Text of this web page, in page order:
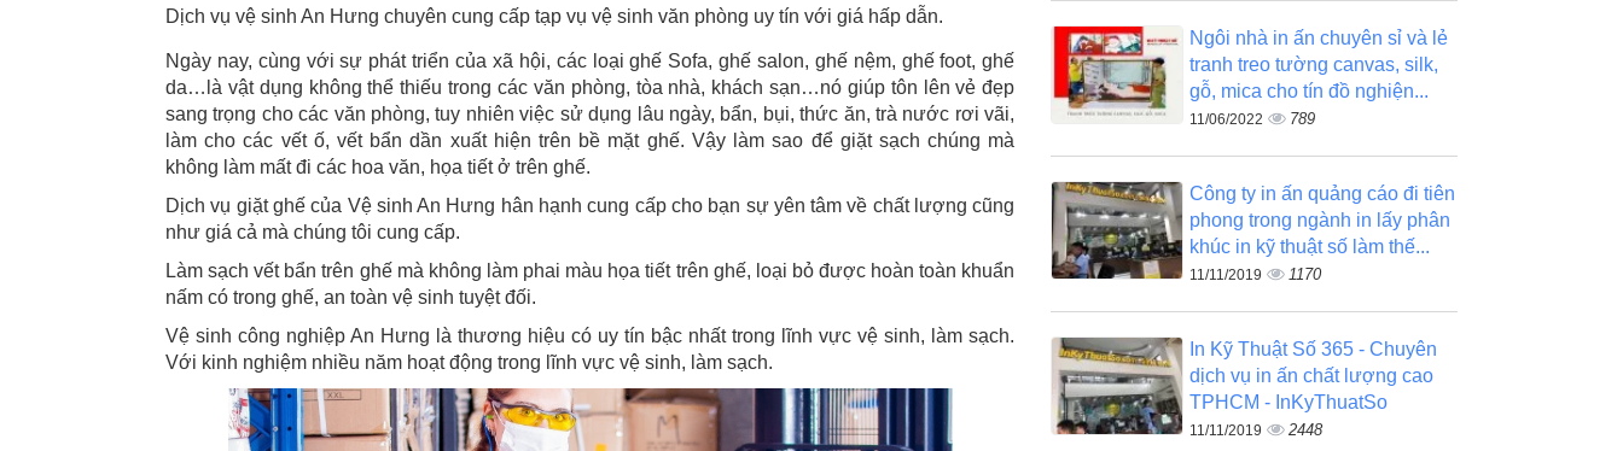
Dịch vụ vệ sinh An Hưng chuyên cung cấp tạp vụ vệ sinh văn phòng uy tín với giá hấp dẫn.
Ngày nay, cùng với sự phát triển của xã hội, các loại ghế Sofa, ghế salon, ghế nệm, ghế foot, ghế
da…là vật dụng không thể thiếu trong các văn phòng, tòa nhà, khách sạn…nó giúp tôn lên vẻ đẹp
sang trọng cho các văn phòng, tuy nhiên việc sử dụng lâu ngày, bẩn, bụi, thức ăn, trà nước rơi vãi,
làm cho các vết ố, vết bẩn dần xuất hiện trên bề mặt ghế. Vậy làm sao để giặt sạch chúng mà
không làm mất đi các hoa văn, họa tiết ở trên ghế.
Dịch vụ giặt ghế của Vệ sinh An Hưng hân hạnh cung cấp cho bạn sự yên tâm về chất lượng cũng
như giá cả mà chúng tôi cung cấp.
Làm sạch vết bẩn trên ghế mà không làm phai màu họa tiết trên ghế, loại bỏ được hoàn toàn khuẩn
nấm có trong ghế, an toàn vệ sinh tuyệt đối.
Vệ sinh công nghiệp An Hưng là thương hiệu có uy tín bậc nhất trong lĩnh vực vệ sinh, làm sạch.
Với kinh nghiệm nhiều năm hoạt động trong lĩnh vực vệ sinh, làm sạch.
Ngôi nhà in ấn chuyên sỉ và lẻ
tranh treo tường canvas, silk,
gỗ, mica cho tín đồ nghiện...
11/06/2022 789
Công ty in ấn quảng cáo đi tiên
phong trong ngành in lấy phân
khúc in kỹ thuật số làm thế...
11/11/2019 1170
In Kỹ Thuật Số 365 - Chuyên
dịch vụ in ấn chất lượng cao
TPHCM - InKyThuatSo
11/11/2019 2448